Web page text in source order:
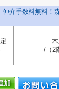
介手数料無料！
-
木
-/（2